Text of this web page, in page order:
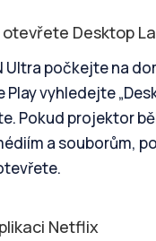
Desktop
Ultra počkejte na
Play vyhledejte
Pokud projektor
a souborům,
Netflix